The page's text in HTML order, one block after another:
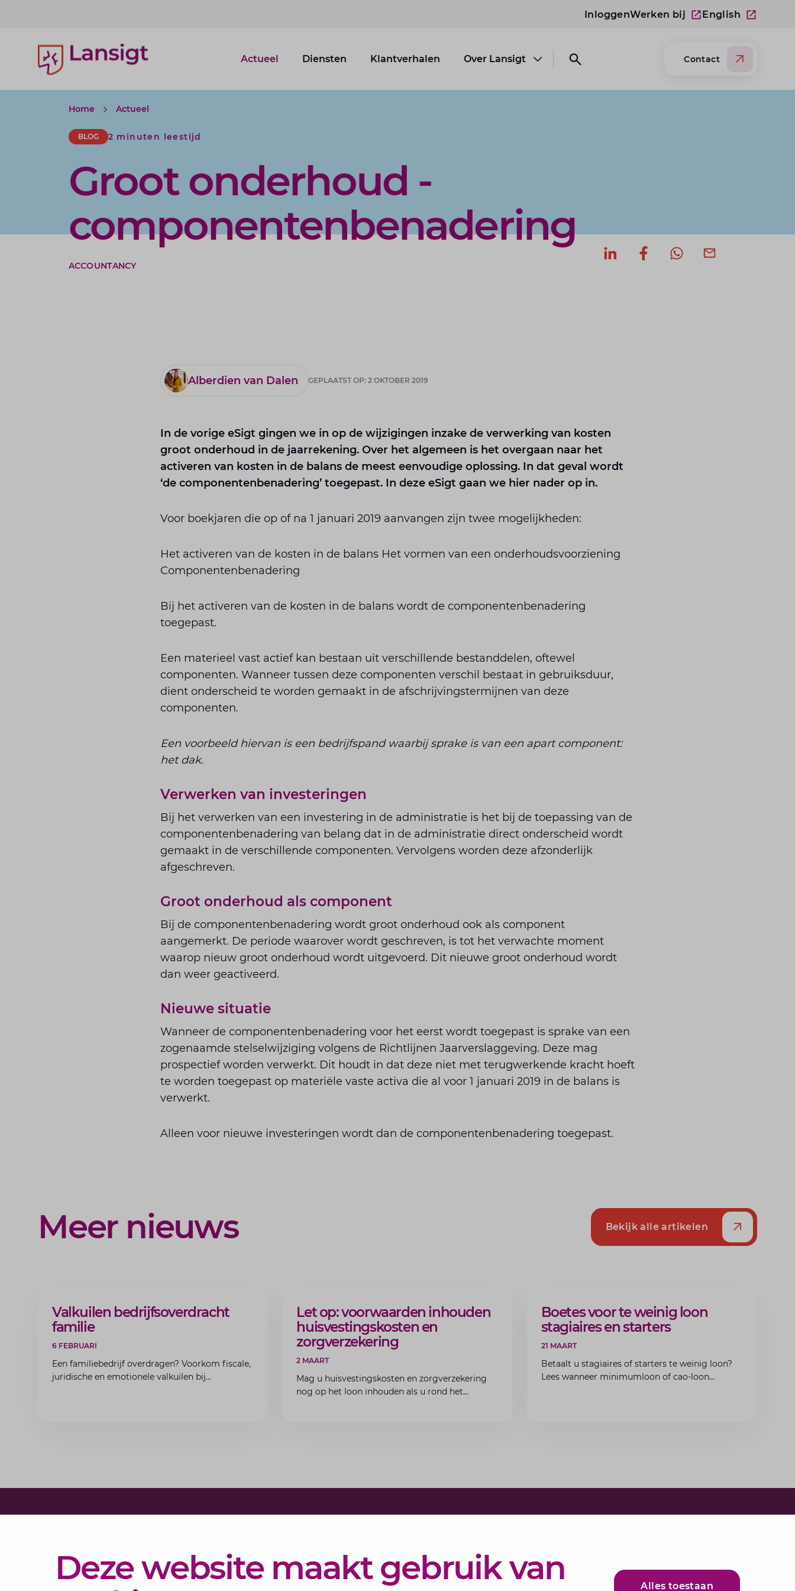
Deze website maakt gebruik van
Alles toestaan
InloggenWerken bij English
Lansigt Accountants logo
Actueel Diensten Klantverhalen Over Lansigt
Open submenu Over Lansigt
Open search website
Contact
Home Actueel
BLOG 2 minuten leestijd
Groot onderhoud -
componentenbenadering
ACCOUNTANCY
Alberdien van Dalen GEPLAATST OP: 2 OKTOBER 2019
In de vorige eSigt gingen we in op de wijzigingen inzake de verwerking van kosten
groot onderhoud in de jaarrekening. Over het algemeen is het overgaan naar het
activeren van kosten in de balans de meest eenvoudige oplossing. In dat geval wordt
‘de componentenbenadering’ toegepast. In deze eSigt gaan we hier nader op in.
Voor boekjaren die op of na 1 januari 2019 aanvangen zijn twee mogelijkheden:
Het activeren van de kosten in de balans Het vormen van een onderhoudsvoorziening
Componentenbenadering
Bij het activeren van de kosten in de balans wordt de componentenbenadering
toegepast.
Een materieel vast actief kan bestaan uit verschillende bestanddelen, oftewel
componenten. Wanneer tussen deze componenten verschil bestaat in gebruiksduur,
dient onderscheid te worden gemaakt in de afschrijvingstermijnen van deze
componenten.
Een voorbeeld hiervan is een bedrijfspand waarbij sprake is van een apart component:
het dak.
Verwerken van investeringen
Bij het verwerken van een investering in de administratie is het bij de toepassing van de
componentenbenadering van belang dat in de administratie direct onderscheid wordt
gemaakt in de verschillende componenten. Vervolgens worden deze afzonderlijk
afgeschreven.
Groot onderhoud als component
Bij de componentenbenadering wordt groot onderhoud ook als component
aangemerkt. De periode waarover wordt geschreven, is tot het verwachte moment
waarop nieuw groot onderhoud wordt uitgevoerd. Dit nieuwe groot onderhoud wordt
dan weer geactiveerd.
Nieuwe situatie
Wanneer de componentenbenadering voor het eerst wordt toegepast is sprake van een
zogenaamde stelselwijziging volgens de Richtlijnen Jaarverslaggeving. Deze mag
prospectief worden verwerkt. Dit houdt in dat deze niet met terugwerkende kracht hoeft
te worden toegepast op materiële vaste activa die al voor 1 januari 2019 in de balans is
verwerkt.
Alleen voor nieuwe investeringen wordt dan de componentenbenadering toegepast.
Meer nieuws Bekijk alle artikelen
ARTIKEL
Valkuilen bedrijfsoverdracht
familie
6 FEBRUARI
Een familiebedrijf overdragen? Voorkom fiscale,
juridische en emotionele valkuilen bij
ARTIKEL
Let op: voorwaarden inhouden
huisvestingskosten en
zorgverzekering
2 MAART
Mag u huisvestingskosten en zorgverzekering
nog op het loon inhouden als u rond het
ARTIKEL
Boetes voor te weinig loon
stagiaires en starters
21 MAART
Betaalt u stagiaires of starters te weinig loon?
Lees wanneer minimumloon of cao-loon
Actueel
Over
Elke maand bundelen de adviseurs van Lansigt in de
eSigt het nieuws.